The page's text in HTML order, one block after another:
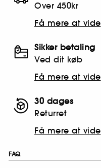
Over 450kr
Få mere at vide
Sikker betaling
Ved dit køb
Få mere at vide
30 dages
Returret
Få mere at vide
FAQ